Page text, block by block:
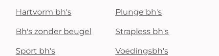
Hartvorm bh's Plunge bh's
Bh's zonder beugel Strapless bh's
Sport bh's Voedingsbh's